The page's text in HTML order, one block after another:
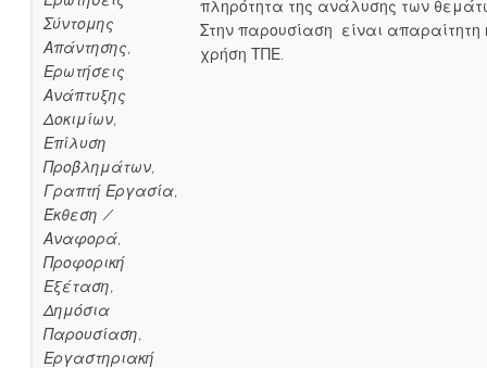
Σύντομης
Απάντησης,
Ερωτήσεις
Ανάπτυξης
Δοκιμίων,
Επίλυση
Προβλημάτων,
Γραπτή Εργασία,
Έκθεση /
Αναφορά,
Προφορική
Εξέταση,
Δημόσια
Παρουσίαση,
Εργαστηριακή
πληρότητα της ανάλυσης των
Στην παρουσίαση είναι απαραίτητη
χρήση ΤΠΕ.